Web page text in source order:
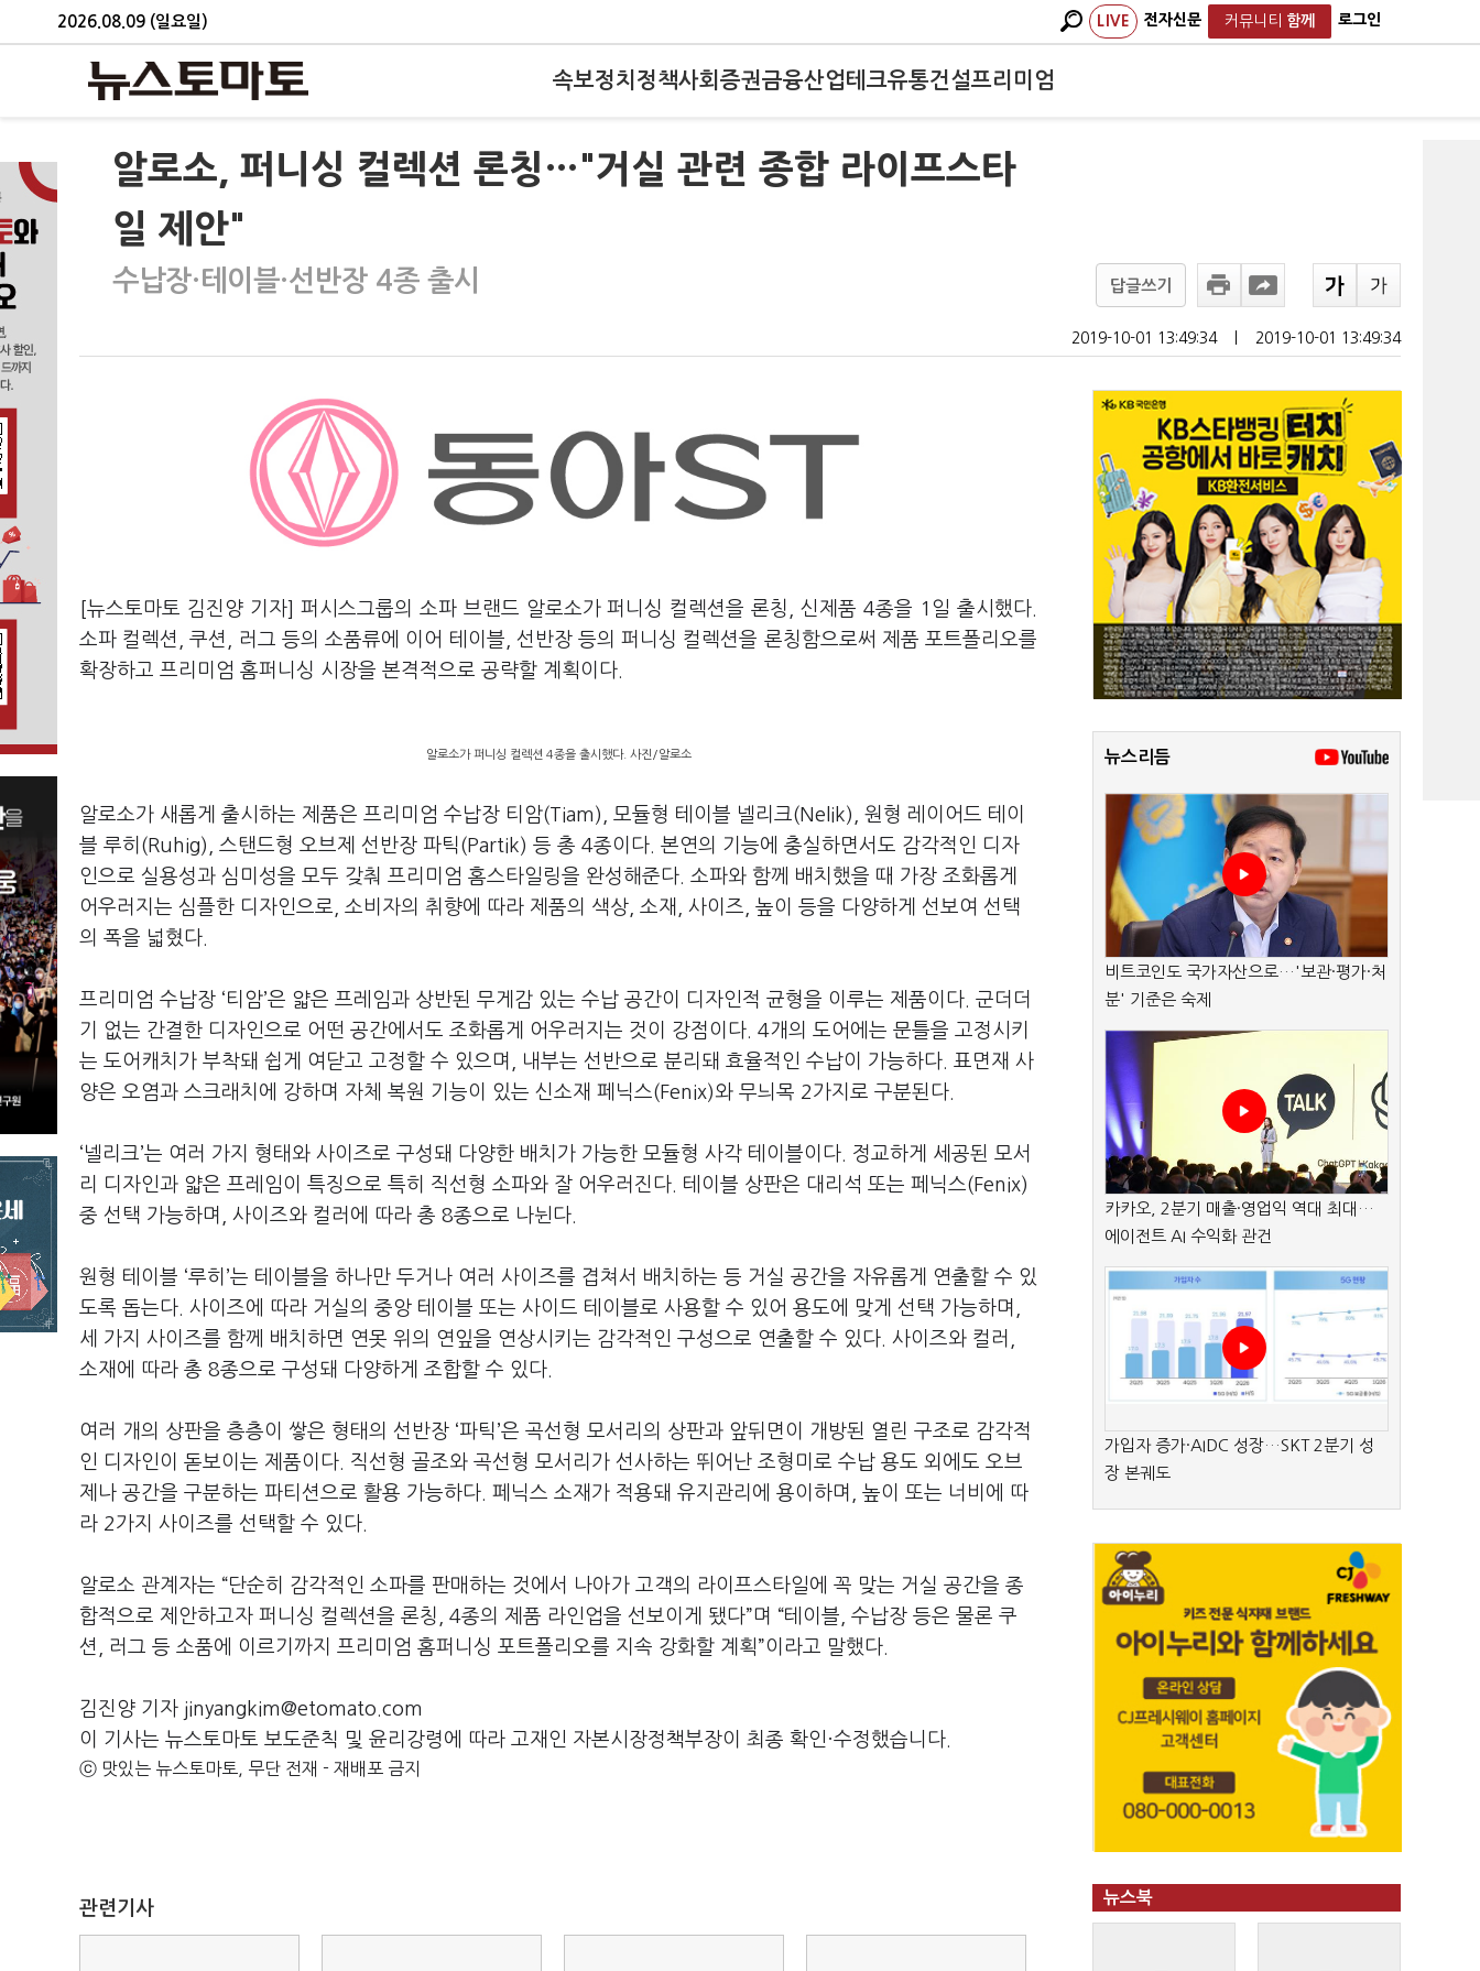
2026.08.09 (일요일) LIVE 전자신문 커뮤니티 함께 로그인
속보정치 정책사회 증권금융산업테크유통건설프리미엄
알로소, 퍼니싱 컬렉션 론칭…"거실 관련 종합 라이프스타
일 제안"
수납장·테이블·선반장 4종 출시 답글쓰기
2019-10-01 13:49:34 2019-10-01 13:49:34
[뉴스토마토 김진양 기자] 퍼시스그룹의 소파 브랜드 알로소가 퍼니싱 컬렉션을 론칭, 신제품 4종을 1일 출시했다.
소파 컬렉션, 쿠션, 러그 등의 소품류에 이어 테이블, 선반장 등의 퍼니싱 컬렉션을 론칭함으로써 제품 포트폴리오를
확장하고 프리미엄 홈퍼니싱 시장을 본격적으로 공략할 계획이다.
알로소가 퍼니싱 컬렉션 4종을 출시했다. 사진/알로소
알로소가 새롭게 출시하는 제품은 프리미엄 수납장 티암(Tiam), 모듈형 테이블 넬리크(Nelik), 원형 레이어드 테이
블 루히(Ruhig), 스탠드형 오브제 선반장 파틱(Partik) 등 총 4종이다. 본연의 기능에 충실하면서도 감각적인 디자
인으로 실용성과 심미성을 모두 갖춰 프리미엄 홈스타일링을 완성해준다. 소파와 함께 배치했을 때 가장 조화롭게
어우러지는 심플한 디자인으로, 소비자의 취향에 따라 제품의 색상, 소재, 사이즈, 높이 등을 다양하게 선보여 선택
의 폭을 넓혔다.
프리미엄 수납장 ‘티암’은 얇은 프레임과 상반된 무게감 있는 수납 공간이 디자인적 균형을 이루는 제품이다. 군더더
기 없는 간결한 디자인으로 어떤 공간에서도 조화롭게 어우러지는 것이 강점이다. 4개의 도어에는 문틀을 고정시키
는 도어캐치가 부착돼 쉽게 여닫고 고정할 수 있으며, 내부는 선반으로 분리돼 효율적인 수납이 가능하다. 표면재 사
양은 오염과 스크래치에 강하며 자체 복원 기능이 있는 신소재 페닉스(Fenix)와 무늬목 2가지로 구분된다.
‘넬리크’는 여러 가지 형태와 사이즈로 구성돼 다양한 배치가 가능한 모듈형 사각 테이블이다. 정교하게 세공된 모서
리 디자인과 얇은 프레임이 특징으로 특히 직선형 소파와 잘 어우러진다. 테이블 상판은 대리석 또는 페닉스(Fenix)
중 선택 가능하며, 사이즈와 컬러에 따라 총 8종으로 나뉜다.
원형 테이블 ‘루히’는 테이블을 하나만 두거나 여러 사이즈를 겹쳐서 배치하는 등 거실 공간을 자유롭게 연출할 수 있
도록 돕는다. 사이즈에 따라 거실의 중앙 테이블 또는 사이드 테이블로 사용할 수 있어 용도에 맞게 선택 가능하며,
세 가지 사이즈를 함께 배치하면 연못 위의 연잎을 연상시키는 감각적인 구성으로 연출할 수 있다. 사이즈와 컬러,
소재에 따라 총 8종으로 구성돼 다양하게 조합할 수 있다.
여러 개의 상판을 층층이 쌓은 형태의 선반장 ‘파틱’은 곡선형 모서리의 상판과 앞뒤면이 개방된 열린 구조로 감각적
인 디자인이 돋보이는 제품이다. 직선형 골조와 곡선형 모서리가 선사하는 뛰어난 조형미로 수납 용도 외에도 오브
제나 공간을 구분하는 파티션으로 활용 가능하다. 페닉스 소재가 적용돼 유지관리에 용이하며, 높이 또는 너비에 따
라 2가지 사이즈를 선택할 수 있다.
알로소 관계자는 “단순히 감각적인 소파를 판매하는 것에서 나아가 고객의 라이프스타일에 꼭 맞는 거실 공간을 종
합적으로 제안하고자 퍼니싱 컬렉션을 론칭, 4종의 제품 라인업을 선보이게 됐다”며 “테이블, 수납장 등은 물론 쿠
션, 러그 등 소품에 이르기까지 프리미엄 홈퍼니싱 포트폴리오를 지속 강화할 계획”이라고 말했다.
김진양 기자 jinyangkim@etomato.com
이 기사는 뉴스토마토 보도준칙 및 윤리강령에 따라 고재인 자본시장정책부장이 최종 확인·수정했습니다.
ⓒ 맛있는 뉴스토마토, 무단 전재 - 재배포 금지
관련기사
뉴스리듬
비트코인도 국가자산으로…'보관·평가·처
분' 기준은 숙제
카카오, 2분기 매출·영업익 역대 최대…
에이전트 AI 수익화 관건
가입자 증가·AIDC 성장…SKT 2분기 성
장 본궤도
뉴스북